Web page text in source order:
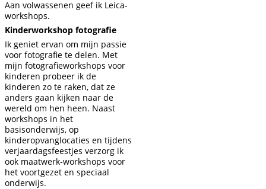
Aan volwassenen geef ik Leica-
workshops.
Kinderworkshop fotografie
Ik geniet ervan om mijn passie
voor fotografie te delen. Met
mijn fotografieworkshops voor
kinderen probeer ik de
kinderen zo te raken, dat ze
anders gaan kijken naar de
wereld om hen heen. Naast
workshops in het
basisonderwijs, op
kinderopvanglocaties en tijdens
verjaardagsfeestjes verzorg ik
ook maatwerk-workshops voor
het voortgezet en speciaal
onderwijs.